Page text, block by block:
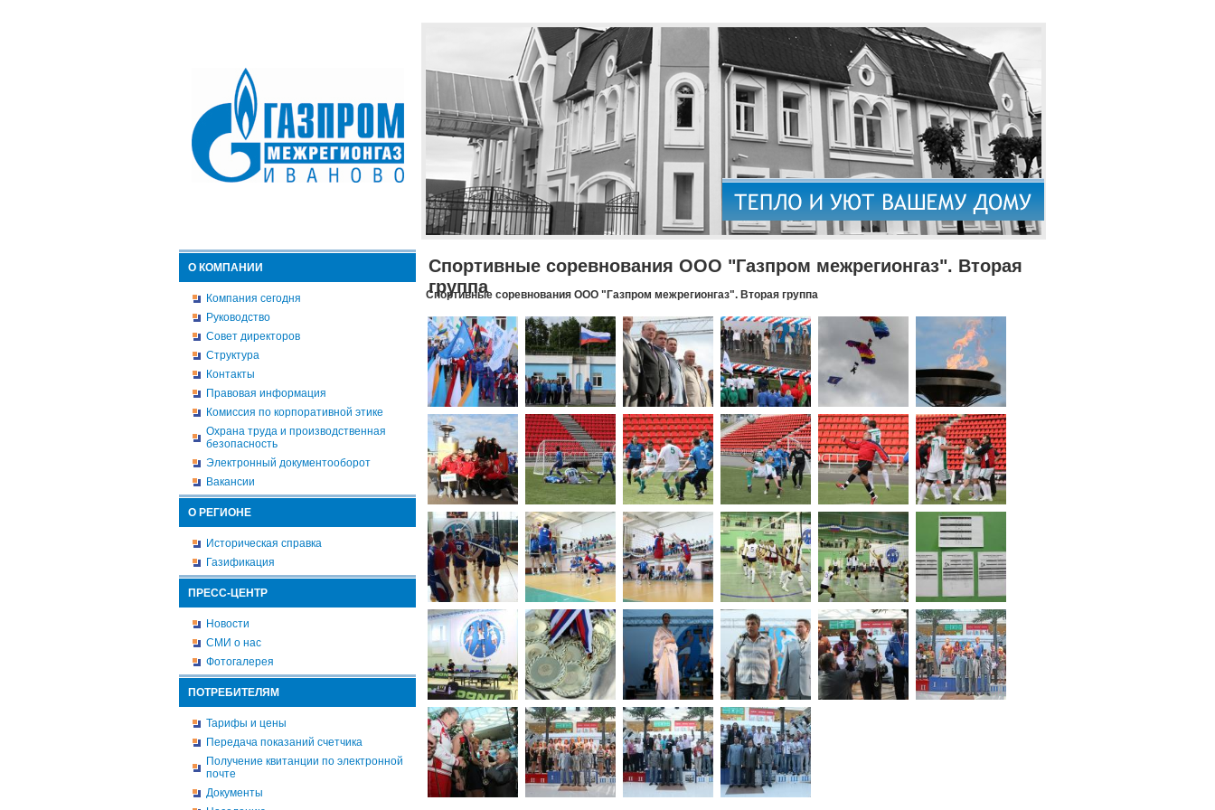
О КОМПАНИИ
Компания сегодня
Руководство
Совет директоров
Структура
Контакты
Правовая информация
Комиссия по корпоративной этике
Охрана труда и производственная
безопасность
Электронный документооборот
Вакансии
О РЕГИОНЕ
Историческая справка
Газификация
ПРЕСС-ЦЕНТР
Новости
СМИ о нас
Фотогалерея
ПОТРЕБИТЕЛЯМ
Тарифы и цены
Передача показаний счетчика
Получение квитанции по электронной
почте
Документы
Спортивные соревнования ООО "Газпром межрегионгаз". Вторая
группа
Спортивные соревнования ООО "Газпром межрегионгаз". Вторая группа